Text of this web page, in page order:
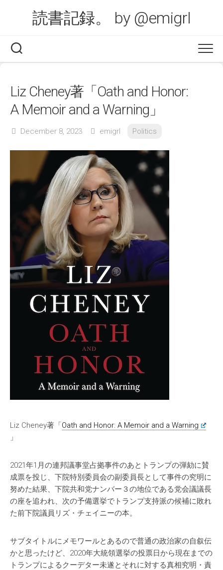
読書記録。 by @emigrl
Liz Cheney著「Oath and Honor:
A Memoir and a Warning」
December 8, 2023 emigrl Politics
Liz Cheney著「Oath and Honor: A Memoir and a Warning
」
2021年1月の連邦議事堂占拠事件のあとトランプの弾劾に賛
成票を投じ、下院特別委員会の副委員長として事件の究明に
努めた結果、下院共和党ナンバー３の地位である党会議議長
の座を追われ、次の予備選挙でトランプ支持派の候補に敗れ
た前下院議員リズ・チェイニーの本。
サブタイトルにメモワールとあるので普通の政治家の自叙伝
かと思ったけど、2020年大統領選挙の投票日から現在までの
トランプによるクーデター未遂とそれに対する真相究明・責